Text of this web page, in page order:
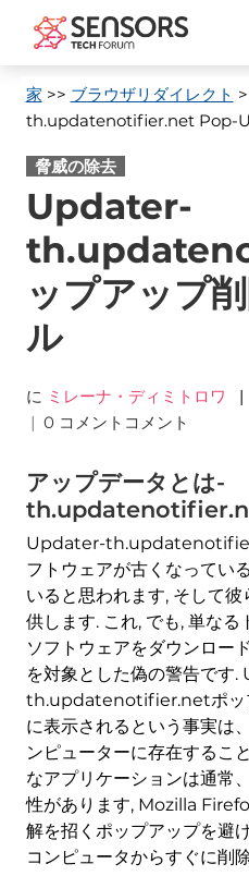
家 >> ブラウザリダイレクト
th.updatenotifier.net Pop-
脅威の除去
Updater-
ップアップ
ル
に ミレーナ・ディミトロワ |
| 0 コメントコメント
アップデータとは-
Updater-
フトウェアが古くなってい
いると思われます, そして
供します. これ, でも, 単な
ソフトウェアをダウンロー
を対象とした偽の警告です
th.updatenotifier.netポッ
に表示されるという事実は
ンピューターに存在するこ
なアプリケーションは通
性があります, Mozilla
解を招くポップアップを避
コンピュータからすぐに削